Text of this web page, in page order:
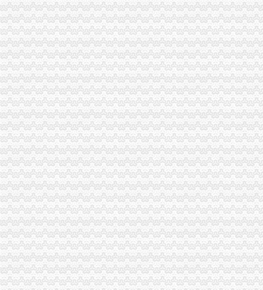
宁夏回族自区土地增值税核定征收管理办法（试行）-宁夏回族自
农产品增值税进项税额核定扣除办法有关问题_志趣网
关于产品增值税进项税额核定扣除办法的公告_志趣网
河北省国家税务局-信息公开-农产品增值税进项税额核定扣除标准
广西出台缫丝加工行业增值税核定扣除新政策-商品动态-生意社
国家税务总局关于在部分行业试行农产品增值税进项税额核定扣除办法
对《关于调整房地产开发项目土地增值税核定征收办法的公告》有关问
关于在部分行业试行农产品增值税进项税额核定扣除办法有关问题的公告
山东关于下达部分企业农产品增值税进项税额核定扣除标准的公告_地
昌平区地税局转发北京市地方税务局关于商品住宅土地增值税核定扣除